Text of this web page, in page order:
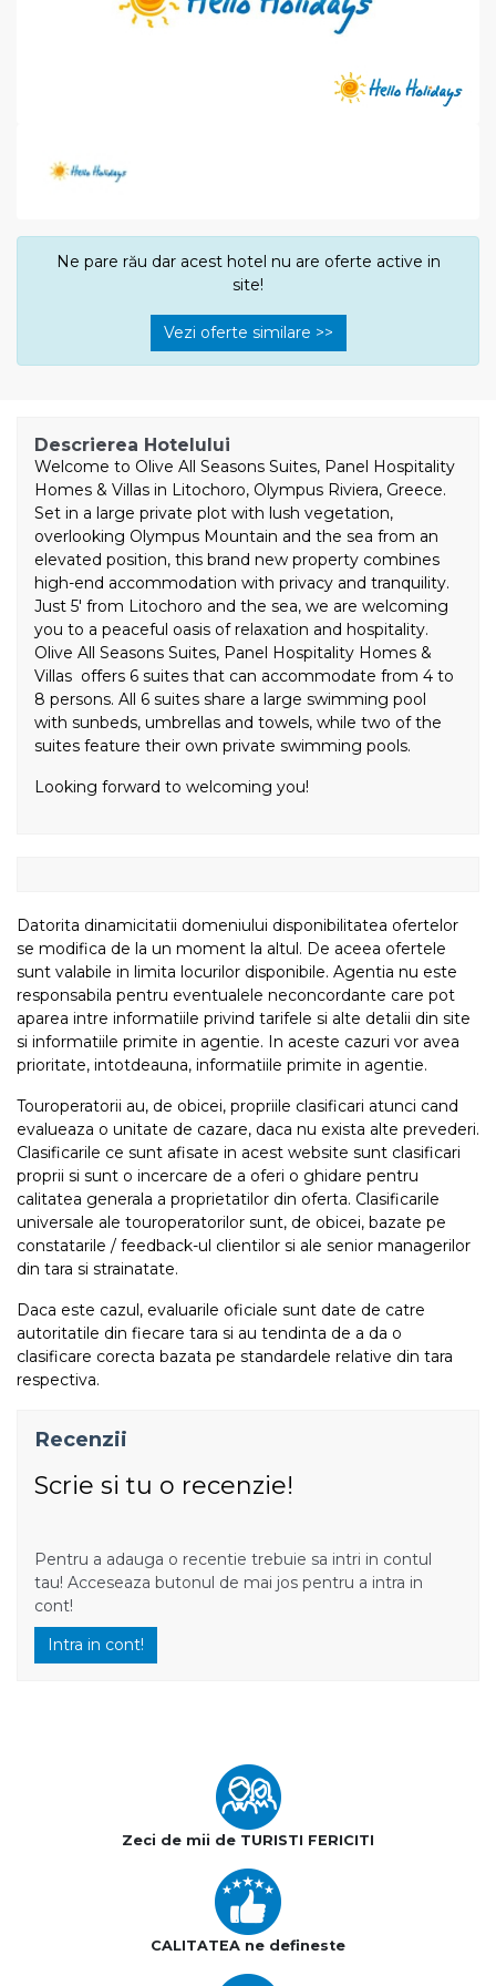
Ne pare rău dar acest hotel nu are oferte active in
site!
Vezi oferte similare >>
Descrierea Hotelului
Welcome to Olive All Seasons Suites, Panel Hospitality
Homes & Villas in Litochoro, Olympus Riviera, Greece.
Set in a large private plot with lush vegetation,
overlooking Olympus Mountain and the sea from an
elevated position, this brand new property combines
high-end accommodation with privacy and tranquility.
Just 5' from Litochoro and the sea, we are welcoming
you to a peaceful oasis of relaxation and hospitality.
Olive All Seasons Suites, Panel Hospitality Homes &
Villas offers 6 suites that can accommodate from 4 to
8 persons. All 6 suites share a large swimming pool
with sunbeds, umbrellas and towels, while two of the
suites feature their own private swimming pools.
Looking forward to welcoming you!
Datorita dinamicitatii domeniului disponibilitatea ofertelor
se modifica de la un moment la altul. De aceea ofertele
sunt valabile in limita locurilor disponibile. Agentia nu este
responsabila pentru eventualele neconcordante care pot
aparea intre informatiile privind tarifele si alte detalii din site
si informatiile primite in agentie. In aceste cazuri vor avea
prioritate, intotdeauna, informatiile primite in agentie.
Touroperatorii au, de obicei, propriile clasificari atunci cand
evalueaza o unitate de cazare, daca nu exista alte prevederi.
Clasificarile ce sunt afisate in acest website sunt clasificari
proprii si sunt o incercare de a oferi o ghidare pentru
calitatea generala a proprietatilor din oferta. Clasificarile
universale ale touroperatorilor sunt, de obicei, bazate pe
constatarile / feedback-ul clientilor si ale senior managerilor
din tara si strainatate.
Daca este cazul, evaluarile oficiale sunt date de catre
autoritatile din fiecare tara si au tendinta de a da o
clasificare corecta bazata pe standardele relative din tara
respectiva.
Recenzii
Scrie si tu o recenzie!
Pentru a adauga o recentie trebuie sa intri in contul
tau! Acceseaza butonul de mai jos pentru a intra in
cont!
Intra in cont!
Zeci de mii de TURISTI FERICITI
CALITATEA ne defineste